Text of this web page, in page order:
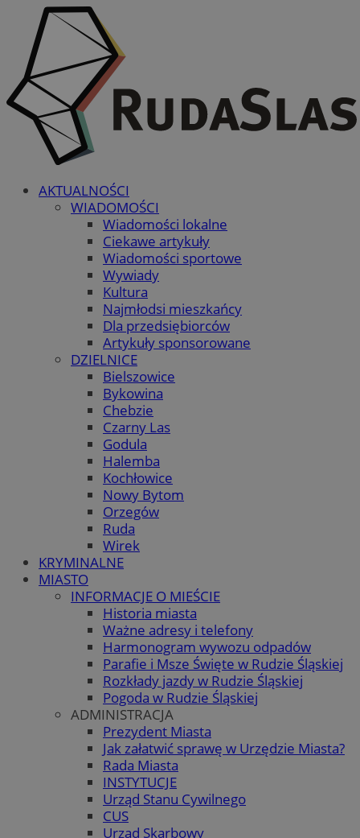
AKTUALNOŚCI
WIADOMOŚCI
Wiadomości lokalne
Ciekawe artykuły
Wiadomości sportowe
Wywiady
Kultura
Najmłodsi mieszkańcy
Dla przedsiębiorców
Artykuły sponsorowane
DZIELNICE
Bielszowice
Bykowina
Chebzie
Czarny Las
Godula
Halemba
Kochłowice
Nowy Bytom
Orzegów
Ruda
Wirek
KRYMINALNE
MIASTO
INFORMACJE O MIEŚCIE
Historia miasta
Ważne adresy i telefony
Harmonogram wywozu odpadów
Parafie i Msze Święte w Rudzie Śląskiej
Rozkłady jazdy w Rudzie Śląskiej
Pogoda w Rudzie Śląskiej
ADMINISTRACJA
Prezydent Miasta
Jak załatwić sprawę w Urzędzie Miasta?
Rada Miasta
INSTYTUCJE
Urząd Stanu Cywilnego
CUS
Urząd Skarbowy